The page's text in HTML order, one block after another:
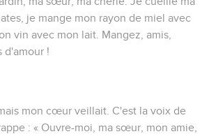
je mange mon rayon de miel avec
vin avec mon lait. Mangez, amis,
d'amour !
mon cœur veillait. C'est la voix de
: « Ouvre-moi, ma sœur, mon amie,